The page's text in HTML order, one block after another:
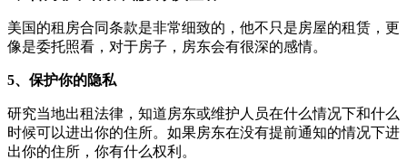
美国的租房合同条款是非常细致的，他不只是房屋的租赁，更
像是委托照看，对于房子，房东会有很深的感情。
5、保护你的隐私
研究当地出租法律，知道房东或维护人员在什么情况下和什么
时候可以进出你的住所。如果房东在没有提前通知的情况下进
出你的住所，你有什么权利。